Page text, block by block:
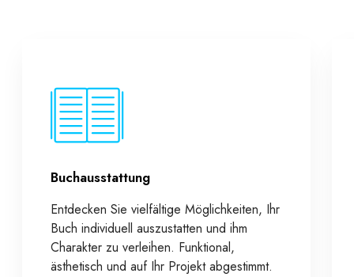
Buchausstattung
Entdecken Sie vielfältige Möglichkeiten, Ihr
Buch individuell auszustatten und ihm
Charakter zu verleihen. Funktional,
ästhetisch und auf Ihr Projekt abgestimmt.